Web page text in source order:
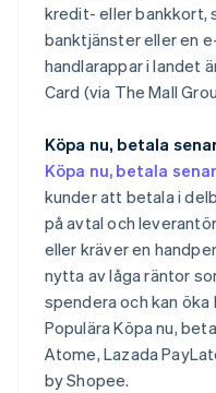
kredit- eller bankkort,
banktjänster eller en
handlarappar i landet
Card (via The Mall
Köpa nu, betala
Köpa nu, betala
kunder att betala i
på avtal och
eller kräver en
nytta av låga räntor
spendera och kan
Populära Köpa nu,
Atome, Lazada
by Shopee.